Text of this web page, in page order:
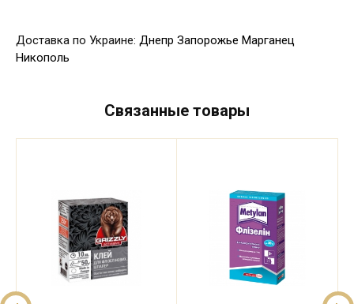
Доставка по Украине: Днепр Запорожье Марганец
Никополь
Связанные товары